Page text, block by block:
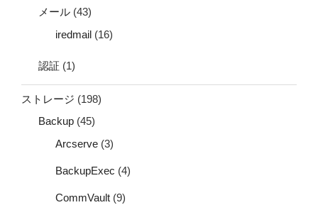
メール (43)
iredmail (16)
認証 (1)
ストレージ (198)
Backup (45)
Arcserve (3)
BackupExec (4)
CommVault (9)